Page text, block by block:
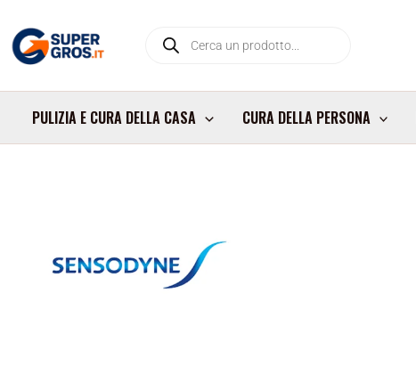
contenuto
search
PULIZIA E CURA DELLA CASA CURA DELLA PERSONA